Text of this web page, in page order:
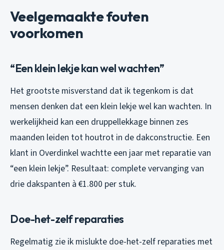
Veelgemaakte fouten
voorkomen
“Een klein lekje kan wel wachten”
Het grootste misverstand dat ik tegenkom is dat
mensen denken dat een klein lekje wel kan wachten. In
werkelijkheid kan een druppellekkage binnen zes
maanden leiden tot houtrot in de dakconstructie. Een
klant in Overdinkel wachtte een jaar met reparatie van
“een klein lekje”. Resultaat: complete vervanging van
drie dakspanten à €1.800 per stuk.
Doe-het-zelf reparaties
Regelmatig zie ik mislukte doe-het-zelf reparaties met